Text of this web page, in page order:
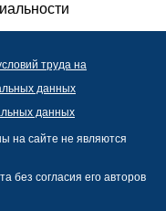
труда на
данных
данных
на сайте не являются
без согласия его авторов